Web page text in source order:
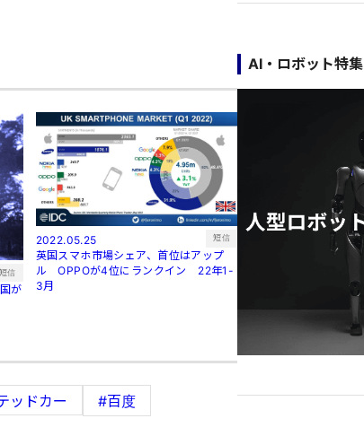
短信
が
2022.05.25 短信
英国スマホ市場シェア、首位はアップ
ル OPPOが4位にランクイン 22年1-
3月
ッドカー
#百度
AI・ロボット特集